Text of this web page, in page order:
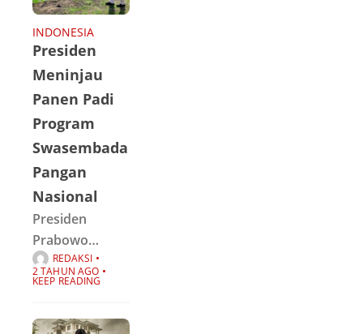
dalam rangka
memperingati
Hari Juang TNI
AD Ke 79 Tahun
2024,
bertempat di
Ruang Yudha
Makodim
0115/Sml Desa
Amaiteng Kec.
INDONESIA
Presiden
Meninjau
Panen Padi
Program
Swasembada
Pangan
Nasional
Presiden
Prabowo
Subianto
meninjau
proses tanam
REDAKSI
2 TAHUN AGO
KEEP READING